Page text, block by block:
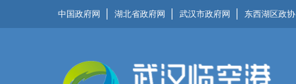
中国政府网 湖北省政府网 武汉市政府网 东西湖区政协